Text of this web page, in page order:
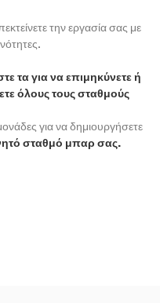
την εργασία σας με
τα για να επιμηκύνετε ή
όλους τους σταθμούς
για να δημιουργήσετε
σταθμό μπαρ σας.